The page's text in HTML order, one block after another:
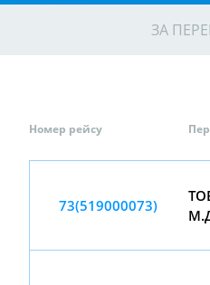
ЗА
Номер рейсу
73(519000073)